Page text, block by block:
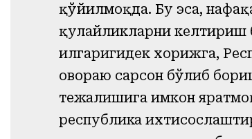
қўйилмоқда. Бу эса,
қулайликларни келтириш
илгаригидек хорижга,
овораю сарсон бўлиб
тежалишига имкон
республика